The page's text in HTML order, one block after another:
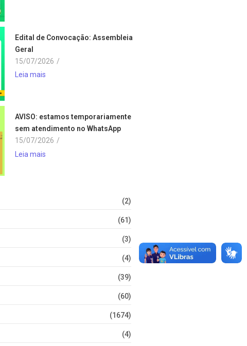
Edital de Convocação: Assembleia
Geral
15/07/2026 /
Leia mais
AVISO: estamos temporariamente
sem atendimento no WhatsApp
15/07/2026 /
Leia mais
(2)
(61)
(3)
(4)
(39)
(60)
(1674)
(4)